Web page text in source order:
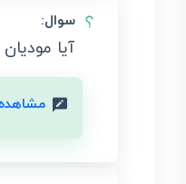
سوال:
آیا